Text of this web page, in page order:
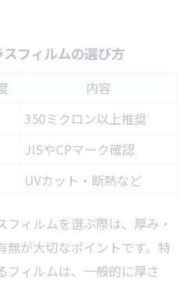
選びで防犯性を高めるコ
ラスフィルムの見分け方
ム施工費用相場比較一覧
のバランスを取る選び方
内訳を詳しく解説
やすい施工条件とは
フィルムの選び方
内容
350ミクロン以上推奨
JISやCPマーク確認
UVカット・断熱など
ィルムを選ぶ際は、厚み・
が大切なポイントです。特
フィルムは、一般的に厚さ